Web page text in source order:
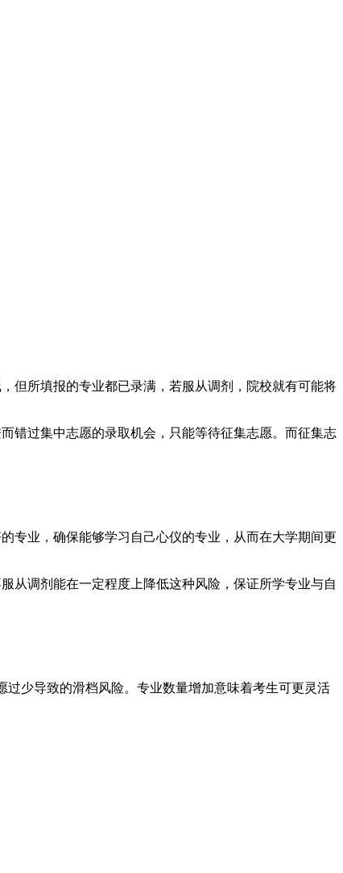
但所填报的专业都已录满，若服从调剂，院校就有可能将
错过集中志愿的录取机会，只能等待征集志愿。而征集志
专业，确保能够学习自己心仪的专业，从而在大学期间更
从调剂能在一定程度上降低这种风险，保证所学专业与自
过少导致的滑档风险。专业数量增加意味着考生可更灵活